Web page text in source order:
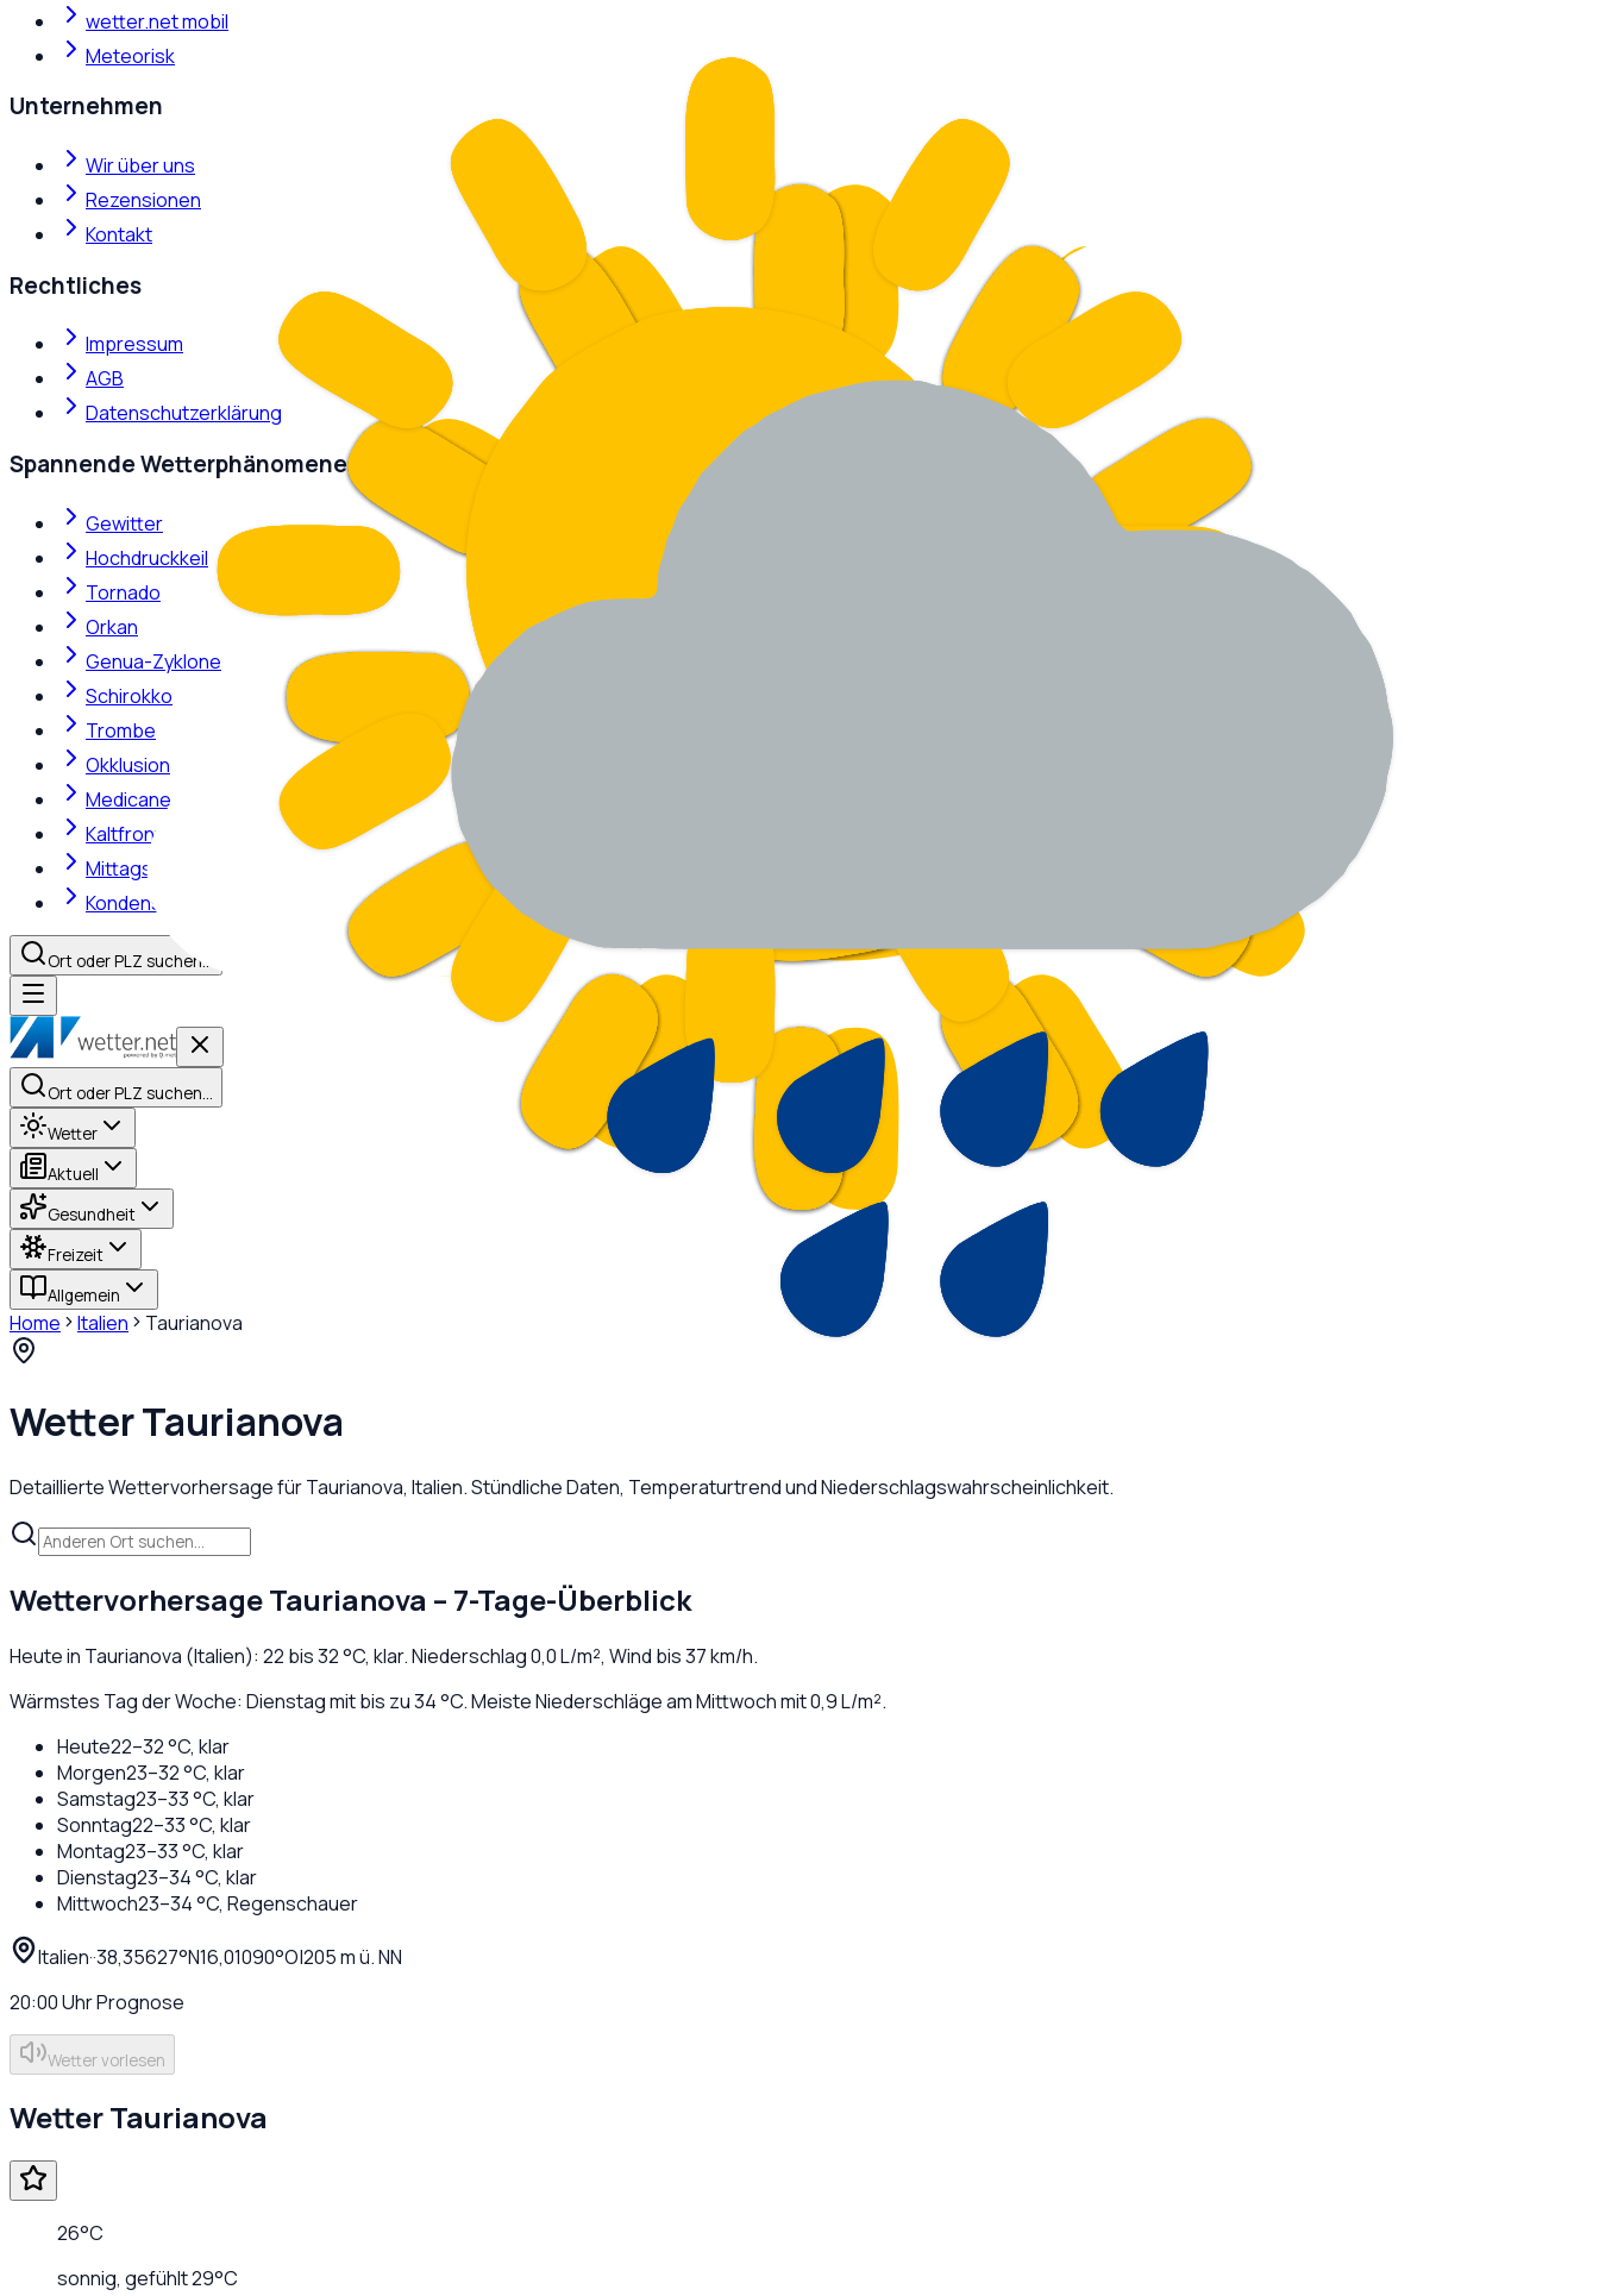
wetter.net mobil
Meteorisk
Unternehmen
Wir über uns
Rezensionen
Kontakt
Rechtliches
Impressum
AGB
Datenschutzerklärung
Spannende Wetterphänomene
Gewitter
Hochdruckkeil
Tornado
Orkan
Genua-Zyklone
Schirokko
Trombe
Okklusion
Medicane
Kaltfront
Mittagshitze
Kondensstreifen
Ort oder PLZ suchen…
Ort oder PLZ suchen…
Wetter
Aktuell
Gesundheit
Freizeit
Allgemein
Home Italien Taurianova
WetterTaurianova
Detaillierte Wettervorhersage fürTaurianova, Italien. Stündliche Daten, Temperaturtrend und Niederschlagswahrscheinlichkeit.
WettervorhersageTaurianova – 7-Tage-Überblick
Heute in Taurianova (Italien): 22 bis32°C, klar. Niederschlag0,0L/m², Wind bis37km/h.
Wärmstes Tag der Woche: Dienstag mit bis zu 34 °C. Meiste Niederschläge am Mittwoch mit 0,9 L/m².
Heute22–32°C, klar
Morgen23–32°C, klar
Samstag23–33°C, klar
Sonntag22–33°C, klar
Montag23–33°C, klar
Dienstag23–34°C, klar
Mittwoch23–34°C, Regenschauer
Italien··38,35627°N16,01090°O|205m ü. NN
20:00UhrPrognose
Wetter vorlesen
WetterTaurianova
26°C
sonnig, gefühlt29°C